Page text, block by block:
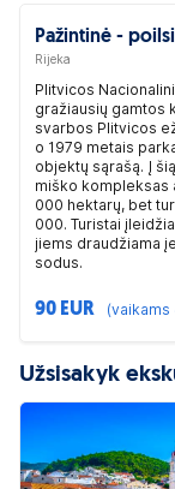
Pažintinė -
Rijeka
Plitvicos
gražiausių gamtos
svarbos Plitvicos
o 1979 metais
objektų sąrašą. Į
miško kompleksas
000 hektarų, bet
000. Turistai
jiems draudžiama
sodus.
90 EUR (vaikams
Užsisakyk